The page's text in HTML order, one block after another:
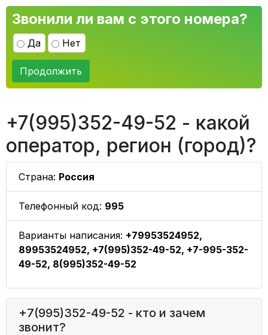
Звонили ли вам с этого номера?
Да Нет
Продолжить
+7(995)352-49-52 - какой
оператор, регион (город)?
Страна: Россия
Телефонный код: 995
Варианты написания: +79953524952,
89953524952, +7(995)352-49-52, +7-995-352-
49-52, 8(995)352-49-52
+7(995)352-49-52 - кто и зачем
звонит?